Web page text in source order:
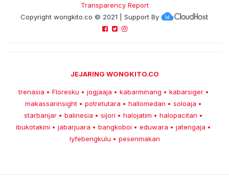
Transparency Report
Copyright wongkito.co © 2021 | Support By
JEJARING WONGKITO.CO
trenasia • Floresku • jogjaaja • kabarminang • kabarsiger •
makassarinsight • potretutara • hallomedan • soloaja •
starbanjar • balinesia • sijori • halojatim • halopacitan •
ibukotakini • jabarjuara • bangkoboi • eduwara • jatengaja •
lyfebengkulu • pesenmakan